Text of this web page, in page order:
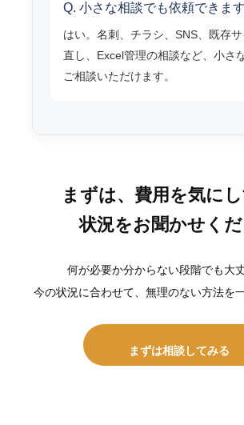
Q. 小さな相談でも依頼できま
はい。名刺、チラシ、SNS、既存
直し、Excel管理の相談など、小さ
ご相談いただけます。
まずは、費用を気に
状況をお聞かせく
何が必要か分からない段階でも大
今の状況に合わせて、無理のない方法を
まずは相談してみる